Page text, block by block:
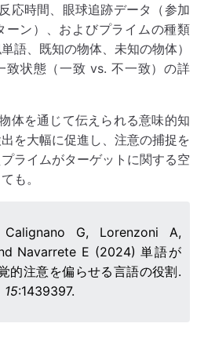
反応時間、眼球追跡データ（参加
ーン）、およびプライムの種類
語、既知の物体、未知の物体）
致状態（一致 vs. 不一致）の詳
体を通じて伝えられる意味的知
を大幅に促進し、注意の捕捉を
ライムがターゲットに関する空
も。
Calignano G, Lorenzoni A,
Navarrete E (2024) 単語が
的注意を偏らせる言語の役割.
15:1439397.